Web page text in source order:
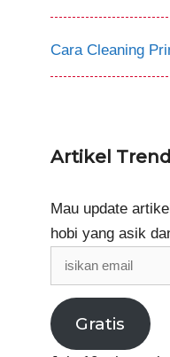
Cara Cleaning
Artikel
Mau update
hobi yang asik
isikan
email
Gratis